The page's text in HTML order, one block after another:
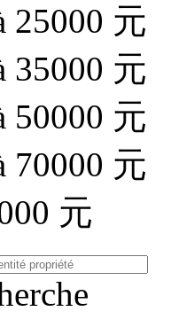
25000 元
35000 元
50000 元
70000 元
元